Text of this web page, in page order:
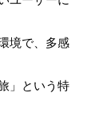
境で、多感
」という特